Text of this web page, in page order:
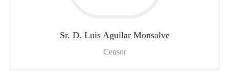
Sr. D. Luis Aguilar Monsalve
Censor